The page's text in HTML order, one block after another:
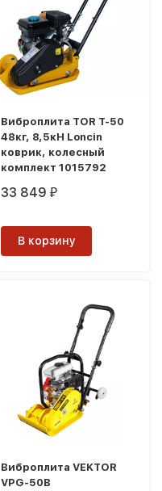
Виброплита TOR T-50
48кг, 8,5кН Loncin
коврик, колесный
комплект 1015792
33 849₽
В корзину
Виброплита VEKTOR
VPG-50B